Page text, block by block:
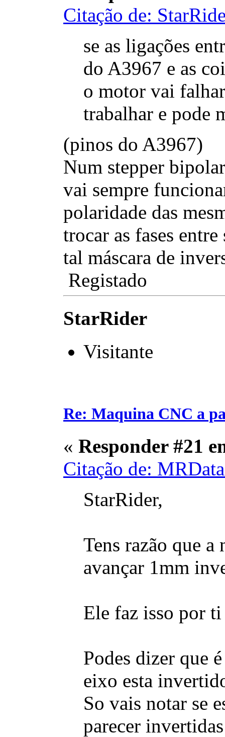
Citação de:
se as ligações
do A3967 e as
o motor vai
trabalhar e pode
(pinos do A3967)
Num stepper
vai sempre
polaridade das
trocar as fases
tal máscara de
Registado
StarRider
Visitante
Re: Maquina CNC a
« Responder #21
Citação de:
StarRider,
Tens razão que
avançar 1mm
Ele faz isso por
Podes dizer que
eixo esta
So vais notar se
parecer